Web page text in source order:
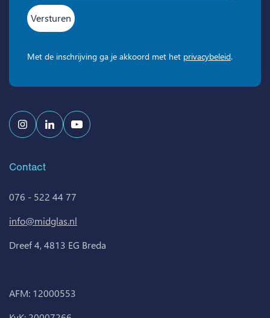
Contact
076 - 522 44 77
info@midglas.nl
Dreef 4, 4813 EG Breda
AFM: 12000553
Met de inschrijving ga je akkoord met het privacybeleid.